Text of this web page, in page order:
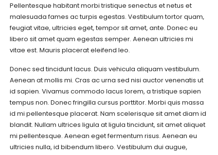
Pellentesque habitant morbi tristique senectus et netus et
malesuada fames ac turpis egestas. Vestibulum tortor quam,
feugiat vitae, ultricies eget, tempor sit amet, ante. Donec eu
libero sit amet quam egestas semper. Aenean ultricies mi
vitae est. Mauris placerat eleifend leo.
Donec sed tincidunt lacus. Duis vehicula aliquam vestibulum.
Aenean at mollis mi. Cras ac urna sed nisi auctor venenatis ut
id sapien. Vivamus commodo lacus lorem, a tristique sapien
tempus non. Donec fringilla cursus porttitor. Morbi quis massa
id mi pellentesque placerat. Nam scelerisque sit amet diam id
blandit. Nullam ultrices ligula at ligula tincidunt, sit amet aliquet
mi pellentesque. Aenean eget fermentum risus. Aenean eu
ultricies nulla, id bibendum libero. Vestibulum dui augue,